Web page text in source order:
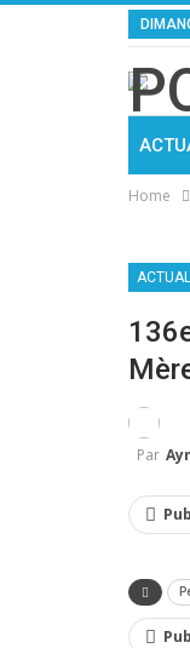
Home
Par